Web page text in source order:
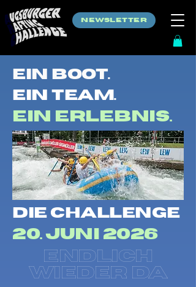
NEWSLETTER
EIN boot.
EIN team.
ein Erlebnis.
die challenge
20. Juni 2026
ENDLICH
WIEDER DA